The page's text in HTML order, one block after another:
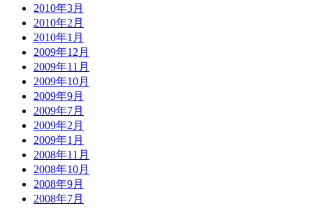
2010年3月
2010年2月
2010年1月
2009年12月
2009年11月
2009年10月
2009年9月
2009年7月
2009年2月
2009年1月
2008年11月
2008年10月
2008年9月
2008年7月